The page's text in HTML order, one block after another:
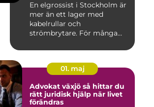
En elgrossist i Stockholm är
mer än ett lager med
kabelrullar och
strömbrytare. För många
01. maj
Advokat växjö så hittar du
rätt juridisk hjälp när livet
förändras